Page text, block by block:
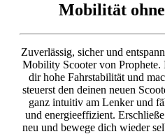
Mobilität
Zuverlässig, sicher und
Mobility Scooter von
dir hohe Fahrstabilität und
steuerst den deinen neuen
ganz intuitiv am Lenker und
und energieeffizient.
neu und bewege dich wieder